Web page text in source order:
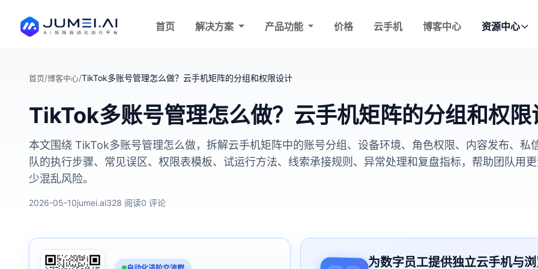
首页 解决方案 产品功能 价格 云手机 博客中心 资源中心
首页/博客中心/TikTok多账号管理怎么做？云手机矩阵的分组和权限设计
TikTok多账号管理怎么做？云手机矩阵的分组和权限
本文围绕 TikTok多账号管理怎么做，拆解云手机矩阵中的账号分组、设备环境、角色权限、内容发布、
队的执行步骤、常见误区、权限表模板、试运行方法、线索承接规则、异常处理和复盘指标，帮助团队用
少混乱风险。
2026-05-10jumei.ai328 阅读0 评论
为数字员工提供独立云手机与